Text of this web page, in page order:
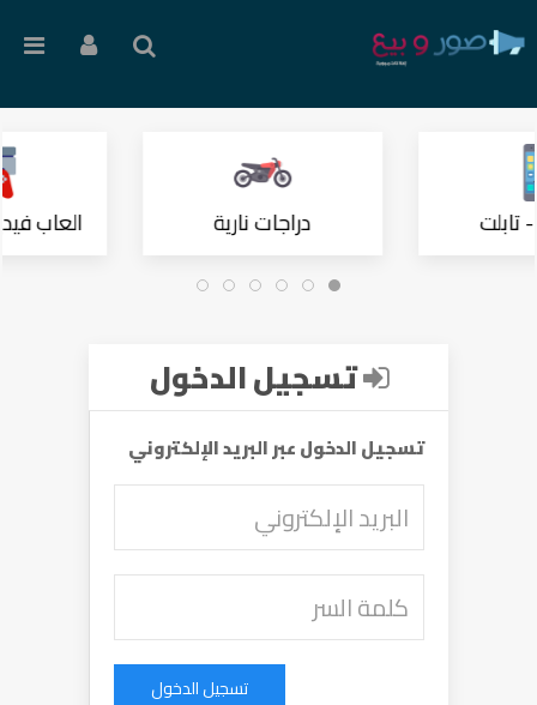
دراجات نارية العاب تابلت
تسجيل الدخول
تسجيل الدخول عبر البريد الإلكتروني
تسجيل الدخول